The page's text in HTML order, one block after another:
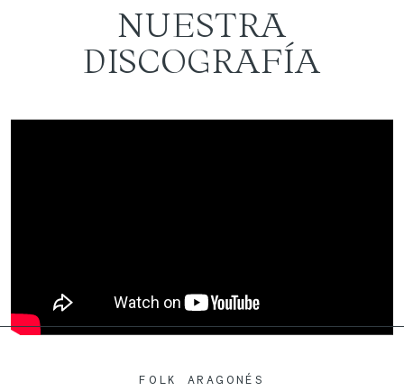
DISCO
NUESTRA
DISCOGRAFÍA
FOLK ARAGONÉS